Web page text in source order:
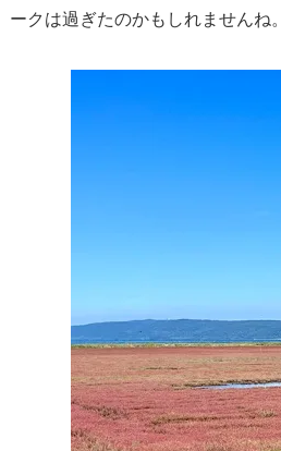
ークは過ぎたのかもしれませんね。